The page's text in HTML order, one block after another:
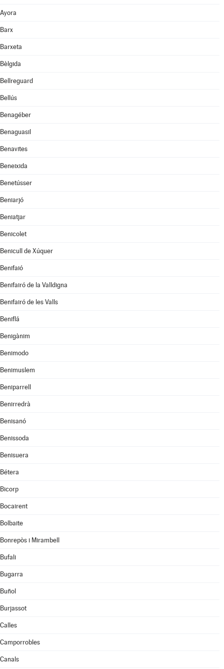
Ayora
Barx
Barxeta
Bèlgida
Bellreguard
Bellús
Benagéber
Benaguasil
Benavites
Beneixida
Benetússer
Beniarjó
Beniatjar
Benicolet
Benicull de Xúquer
Benifaió
Benifairó de la Valldigna
Benifairó de les Valls
Beniflá
Benigànim
Benimodo
Benimuslem
Beniparrell
Benirredrà
Benisanó
Benissoda
Benisuera
Bétera
Bicorp
Bocairent
Bolbaite
Bonrepòs i Mirambell
Bufali
Bugarra
Buñol
Burjassot
Calles
Camporrobles
Canals